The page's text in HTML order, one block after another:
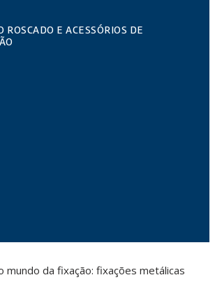
ROSCADO E ACESSÓRIOS DE
da fixação: fixações metálicas